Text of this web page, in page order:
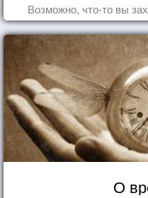
Возможно, что-то вы
О